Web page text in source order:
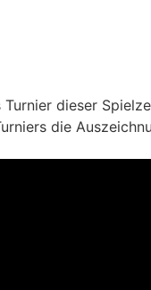
dieser
die